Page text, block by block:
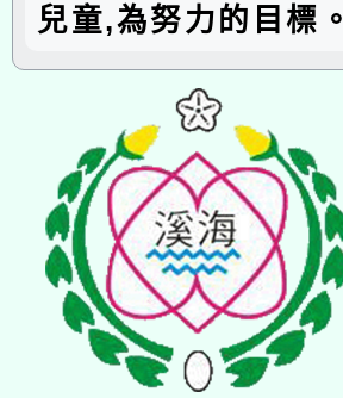
兒童,為努力的目標。